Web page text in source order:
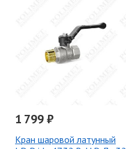
1 799 ₽
Кран шаровой латунный